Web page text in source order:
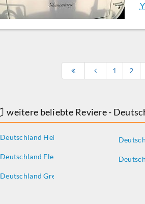
1 2
weitere beliebte Reviere -
Deutschland Heiligenhafen
Deutschland Flensburg
Deutschland Greifswald